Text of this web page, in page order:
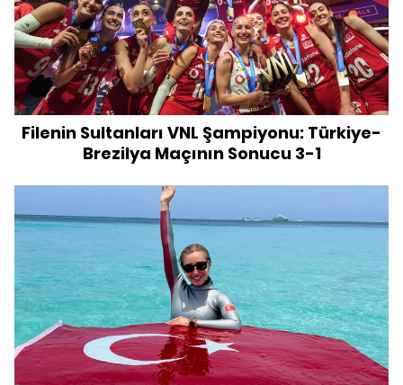
Filenin Sultanları VNL Şampiyonu: Türkiye-
Brezilya Maçının Sonucu 3-1